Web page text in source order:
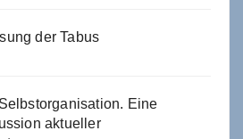
der Tabus
Eine
aktueller